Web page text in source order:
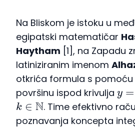
Na Bliskom je istoku u
egipatski matematičar
Haytham [1], na Zapadu
latiniziranim imenom
otkrića formula s pomoću
površinu ispod krivulja
y=
k∈N
. Time efektivno
poznavanja koncepta